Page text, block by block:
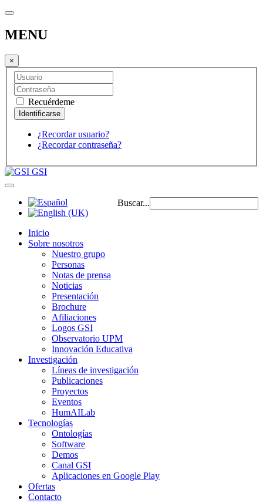
MENU
×
Recuérdeme
¿Recordar usuario?
¿Recordar contraseña?
GSI
Buscar...
Inicio
Sobre nosotros
Nuestro grupo
Personas
Notas de prensa
Noticias
Presentación
Brochure
Afiliaciones
Logos GSI
Observatorio UPM
Innovación Educativa
Investigación
Líneas de investigación
Publicaciones
Proyectos
Eventos
HumAILab
Tecnologías
Ontologías
Software
Demos
Canal GSI
Aplicaciones en Google Play
Ofertas
Contacto